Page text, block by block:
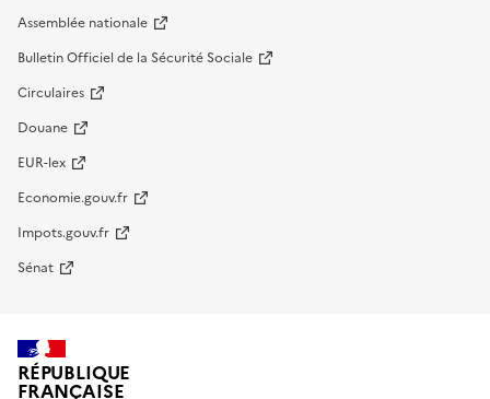
Assemblée nationale
Bulletin Officiel de la Sécurité Sociale
Circulaires
Douane
EUR-lex
Economie.gouv.fr
Impots.gouv.fr
Sénat
RÉPUBLIQUE
FRANÇAISE